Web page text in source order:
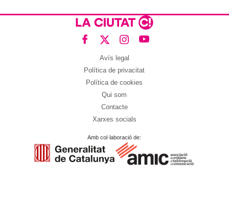
Avís legal
Política de privacitat
Política de cookies
Qui som
Contacte
Xarxes socials
Amb col·laboració de: